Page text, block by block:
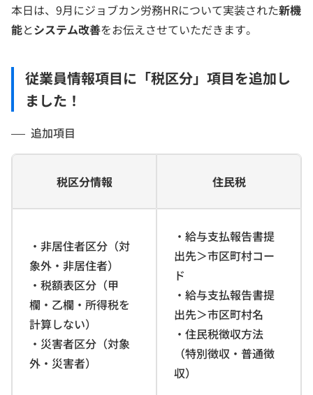
本日は、9月にジョブカン労務HRについて実装された新機
能とシステム改善をお伝えさせていただきます。
従業員情報項目に「税区分」項目を追加し
ました！
追加項目
税区分情報 住民税
・非居住者区分（対
象外・非居住者）
・税額表区分（甲
欄・乙欄・所得税を
計算しない）
・災害者区分（対象
外・災害者）
・給与支払報告書提
出先＞市区町村コー
ド
・給与支払報告書提
出先＞市区町村名
・住民税徴収方法
（特別徴収・普通徴
収）